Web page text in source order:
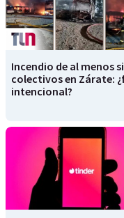
Incendio de al menos
colectivos en Zárate:
intencional?